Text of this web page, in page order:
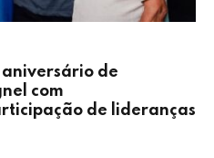
de
com
de lideranças